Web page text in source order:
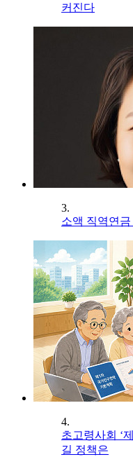
커진다
3.
소액 직역연
4.
초고령사회 ‘
길 정책은